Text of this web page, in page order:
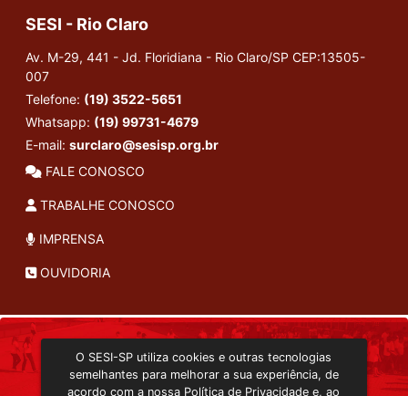
SESI - Rio Claro
Av. M-29, 441 - Jd. Floridiana - Rio Claro/SP CEP:13505-
007
Telefone: (19) 3522-5651
Whatsapp: (19) 99731-4679
E-mail: surclaro@sesisp.org.br
FALE CONOSCO
TRABALHE CONOSCO
IMPRENSA
OUVIDORIA
TRANSMISSÃO ON-LINE
EDITORA SESI-SP
O SESI-SP utiliza cookies e outras tecnologias
semelhantes para melhorar a sua experiência, de
acordo com a nossa Política de Privacidade e, ao